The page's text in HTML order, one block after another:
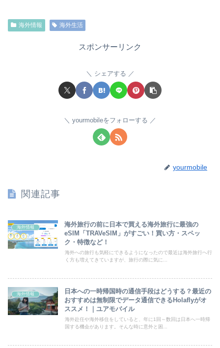
海外情報 海外生活
スポンサーリンク
シェアする
yourmobileをフォローする
yourmobile
関連記事
海外情報
海外旅行の前に日本で買える海外旅行に最強の
eSIM「TRAVeSIM」がすごい！買い方・スペッ
ク・特徴など！
海外への旅行も気軽にできるようになったので最近は海外旅行へ行
く方も増えてきていますが、旅行の際に気に...
海外情報
日本への一時帰国時の通信手段はどうする？最近の
おすすめは無制限でデータ通信できるHolaflyがオ
ススメ！｜ユアモバイル
海外赴任や海外移住をしていると、年に1回～数回は日本へ一時帰
国する機会があります。そんな時に意外と困...